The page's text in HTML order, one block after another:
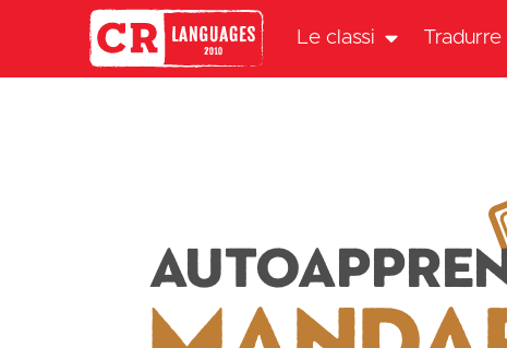
Le classi Tradurre